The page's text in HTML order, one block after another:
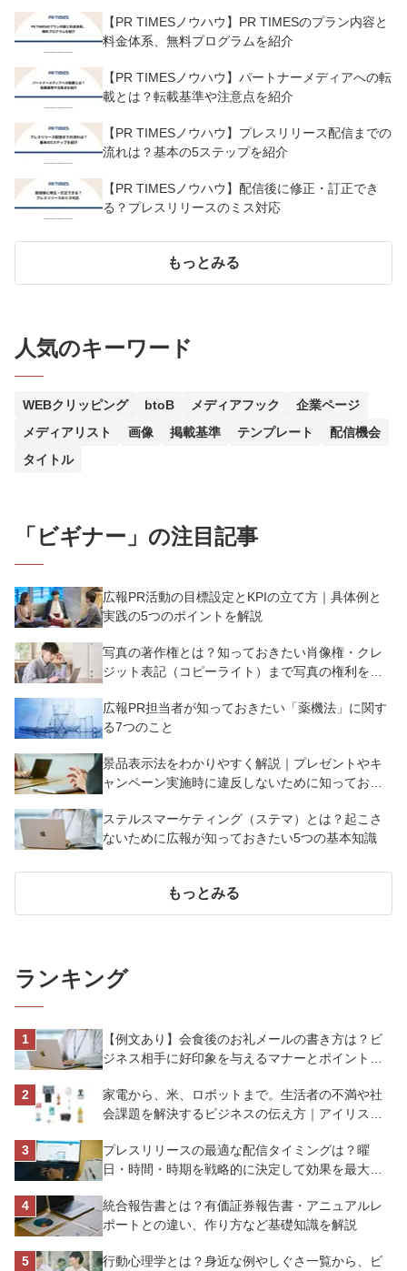
【PR TIMESノウハウ】PR TIMESのプラン内容と
料金体系、無料プログラムを紹介
【PR TIMESノウハウ】パートナーメディアへの転
載とは？転載基準や注意点を紹介
【PR TIMESノウハウ】プレスリリース配信までの
流れは？基本の5ステップを紹介
【PR TIMESノウハウ】配信後に修正・訂正でき
る？プレスリリースのミス対応
もっとみる
人気のキーワード
WEBクリッピング btoB メディアフック
企業ページ
メディアリスト
画像 掲載基準 テンプレート
配信機会
タイトル
「ビギナー 」の注目記事
広報PR活動の目標設定とKPIの立て方｜具体例と
実践の5つのポイントを解説
写真の著作権とは？知っておきたい肖像権・クレ
ジット表記（コピーライト）まで写真の権利を解
広報PR担当者が知っておきたい「薬機法」に関す
る7つのこと
景品表示法をわかりやすく解説｜プレゼントやキ
ャンペーン実施時に違反しないために知っておく
ステルスマーケティング（ステマ）とは？起こさ
ないために広報が知っておきたい5つの基本知識
もっとみる
ランキング
【例文あり】会食後のお礼メールの書き方は？ビ
ジネス相手に好印象を与えるマナーとポイントを
家電から、米、ロボットまで。生活者の不満や社
会課題を解決するビジネスの伝え方｜アイリスオ
プレスリリースの最適な配信タイミングは？曜
日・時間・時期を戦略的に決定して効果を最大化
統合報告書とは？有価証券報告書・アニュアルレ
ポートとの違い、作り方など基礎知識を解説
行動心理学とは？身近な例やしぐさ一覧から、ビ